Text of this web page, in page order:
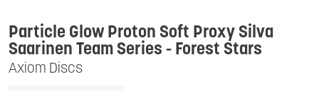
Axiom Discs
Particle Glow Proton Soft Proxy Silva
Saarinen Team Series - Forest Stars